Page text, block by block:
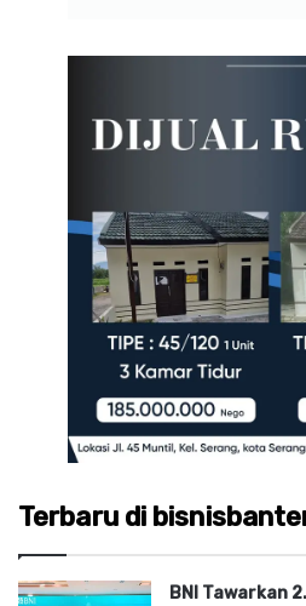
Terbaru di
BNI Tawarkan